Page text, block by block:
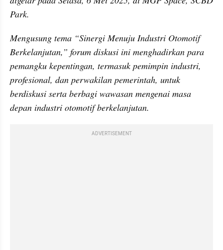
Park.
Mengusung tema “Sinergi Menuju Industri Otomotif
Berkelanjutan,” forum diskusi ini menghadirkan para
pemangku kepentingan, termasuk pemimpin industri,
profesional, dan perwakilan pemerintah, untuk
berdiskusi serta berbagi wawasan mengenai masa
depan industri otomotif berkelanjutan.
ADVERTISEMENT